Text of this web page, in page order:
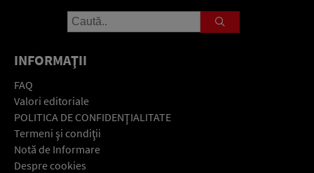
INFORMAŢII
FAQ
Valori editoriale
POLITICA DE CONFIDENŢIALITATE
Termeni şi condiţii
Notă de Informare
Despre cookies